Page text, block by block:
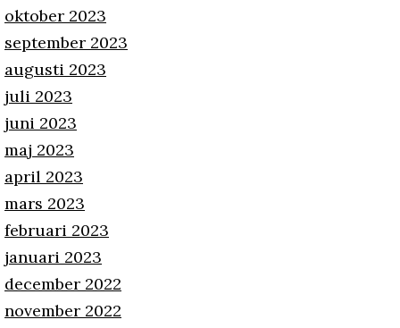
oktober 2023
september 2023
augusti 2023
juli 2023
juni 2023
maj 2023
april 2023
mars 2023
februari 2023
januari 2023
december 2022
november 2022